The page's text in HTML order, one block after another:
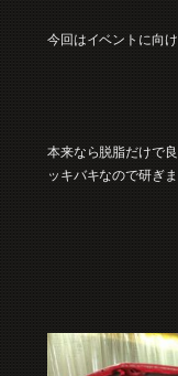
今回はイベントに向
本来なら脱脂だけで
ッキバキなので研ぎ